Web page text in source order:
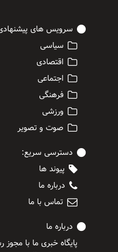
سرویس های
سیاسی
اقتصادی
اجتماعی
فرهنگی
ورزشی
صوت و تصویر
دسترسی سریع:
پیوند ها
درباره ما
تماس با ما
درباره ما
پایگاه خبری ما با